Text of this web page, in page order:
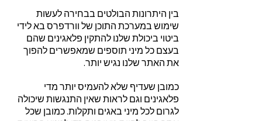
בין היתרונות הבולטים בבחירה לעשות
שימוש במערכת התוכן של וורדפרס בא לידי
ביטוי ביכולת שלנו להתקין פלאגינים שהם
בעצם כל מיני תוספים שמאפשרים להפוך
את האתר שלנו נגיש יותר.
כמובן שעדיף שלא להעמיס יותר מדי
פלאגינים וגם לראות שאין התנגשות שיכולה
לגרום לכל מיני באגים ותקלות. כמובן שכל